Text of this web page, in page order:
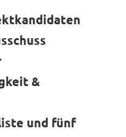
Shop
&
und fünf